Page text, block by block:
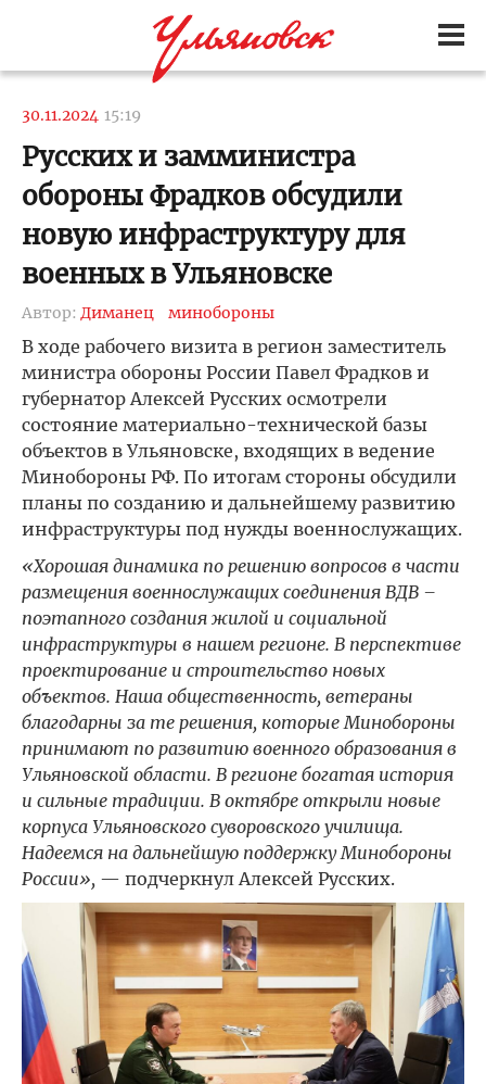
30.11.2024 15:19
Русских и замминистра
обороны Фрадков обсудили
новую инфраструктуру для
военных в Ульяновске
Автор: Диманец минобороны
В ходе рабочего визита в регион заместитель
министра обороны России Павел Фрадков и
губернатор Алексей Русских осмотрели
состояние материально-технической базы
объектов в Ульяновске, входящих в ведение
Минобороны РФ. По итогам стороны обсудили
планы по созданию и дальнейшему развитию
инфраструктуры под нужды военнослужащих.
«Хорошая динамика по решению вопросов в части
размещения военнослужащих соединения ВДВ –
поэтапного создания жилой и социальной
инфраструктуры в нашем регионе. В перспективе
проектирование и строительство новых
объектов. Наша общественность, ветераны
благодарны за те решения, которые Минобороны
принимают по развитию военного образования в
Ульяновской области. В регионе богатая история
и сильные традиции. В октябре открыли новые
корпуса Ульяновского суворовского училища.
Надеемся на дальнейшую поддержку Минобороны
России», — подчеркнул Алексей Русских.